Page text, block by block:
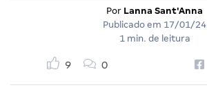
Por Lanna Sant'Anna
Publicado em 17/01/24
1 min. de leitura
9 0